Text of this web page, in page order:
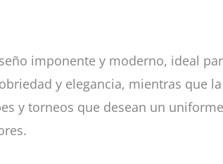
imponente y moderno, ideal
y elegancia, mientras que
y torneos que desean un